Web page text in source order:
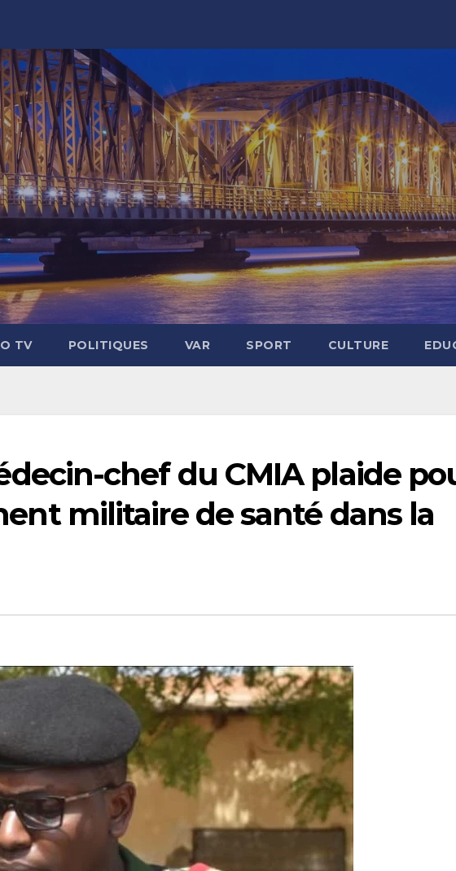
TV POLITIQUES VAR SPORT CULTURE
chef du CMIA plaide
militaire de santé dans la